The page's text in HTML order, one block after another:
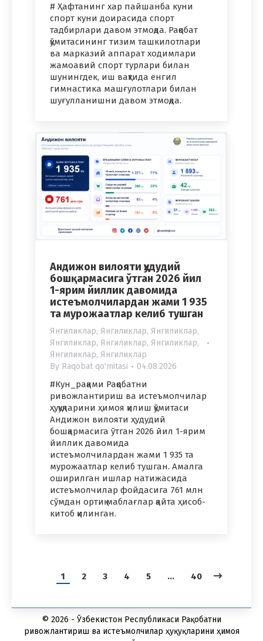
# Ҳафтанинг хар пайшанба куни
спорт куни доирасида спорт
тадбирлари давом этмоқда. Рақобат
қўмитасининг тизим ташкилотлари
ва марказий аппарат ходимлари
жамоавий спорт турлари билан
шунингдек, иш вақтида енгил
гимнастика машғулотлари билан
шуғулланишни давом этмоқда.
Андижон вилояти ҳудудий
бошқармасига ўтган 2026 йил
1-ярим йиллик давомида
истеъмолчилардан жами 1 935
та мурожаатлар келиб тушган
Янгиликлар, Янгиликлар, Янгиликлар,
Янгиликлар, Янгиликлар, Янгиликлар,
Янгиликлар, Янгиликлар
By Raqobat qo'mitasi 04.08.2026
#Кун_рақами Рақобатни
ривожлантириш ва истеъмолчилар
ҳуқуқларини ҳимоя қилиш қўмитаси
Андижон вилояти ҳудудий
бошқармасига ўтган 2026 йил 1-ярим
йиллик давомида
истеъмолчилардан жами 1 935 та
мурожаатлар келиб тушган. Амалга
оширилган ишлар натижасида
истеъмолчилар фойдасига 761 млн
сўмдан ортиқ маблағлар қайта ҳисоб-
китоб қилинган.
1 2 3 4 5 … 40
© 2026 - Ўзбекистон Республикаси Рақобатни
ривожлантириш ва истеъмолчилар ҳуқуқларини ҳимоя